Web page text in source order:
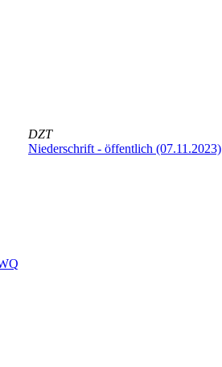
DZT
Niederschrift - öffentlich (07.11.2023)